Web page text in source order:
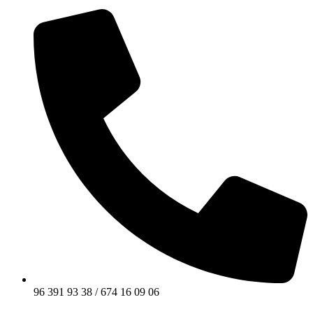
96 391 93 38 / 674 16 09 06